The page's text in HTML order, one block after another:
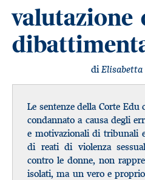
valutazione
di
Le sentenze della Corte
condannato a causa degli
e motivazionali di tribunali
di reati di violenza
contro le donne, non
isolati, ma un vero e